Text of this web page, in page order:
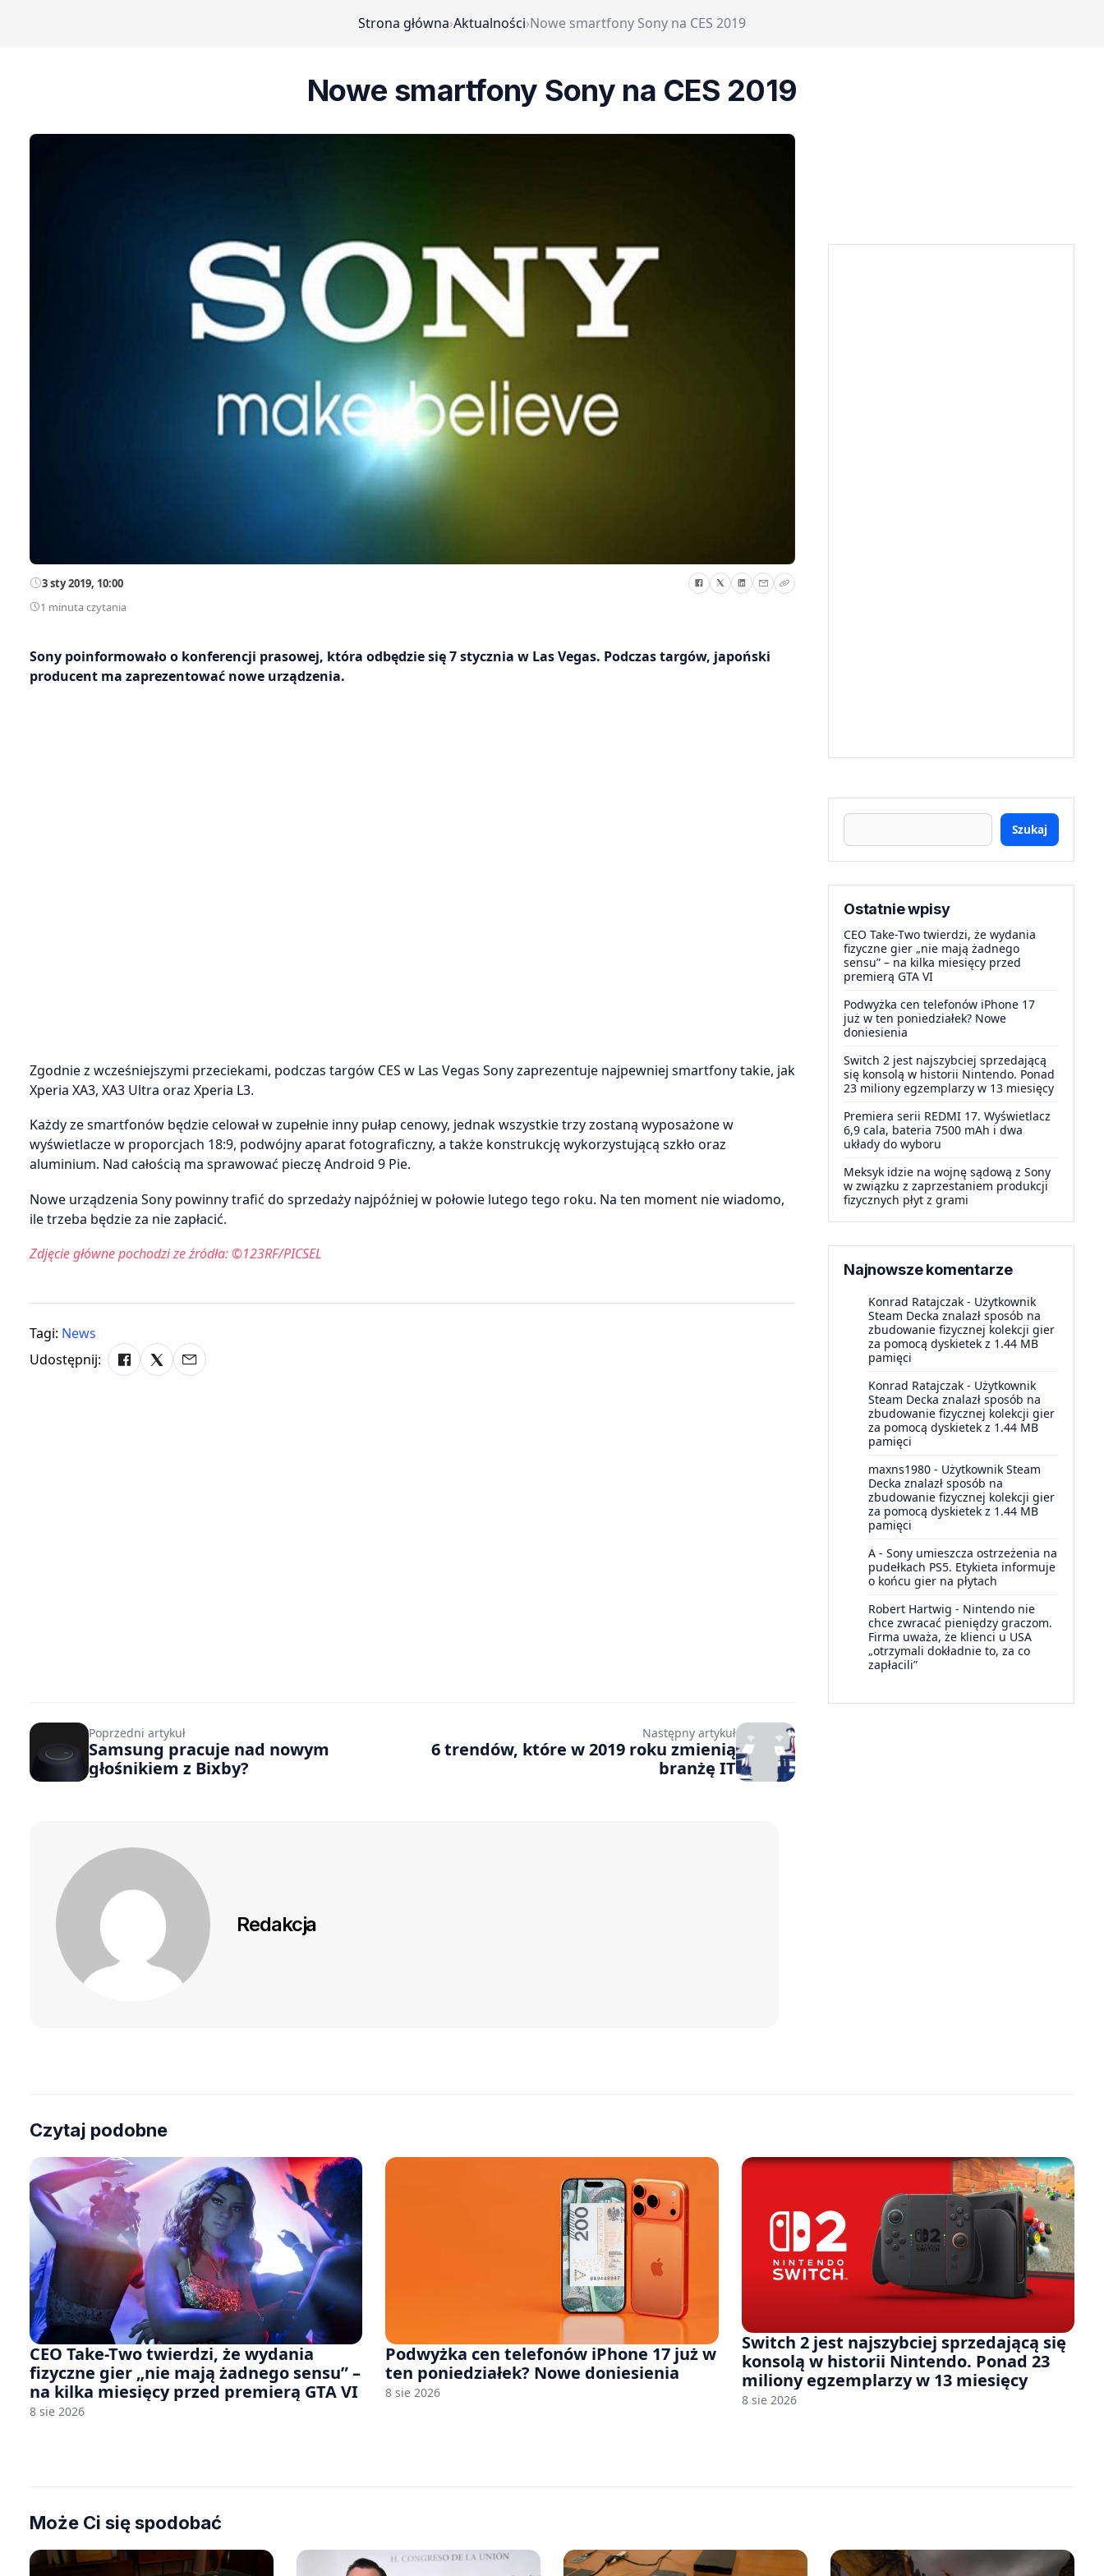
Strona główna›Aktualności›Nowe smartfony Sony na CES 2019
Nowe smartfony Sony na CES 2019
3 sty 2019, 10:00
1 minuta czytania
Sony poinformowało o konferencji prasowej, która odbędzie się 7 stycznia w Las Vegas. Podczas targów, japoński
producent ma zaprezentować nowe urządzenia.
Zgodnie z wcześniejszymi przeciekami, podczas targów CES w Las Vegas Sony zaprezentuje najpewniej smartfony takie, jak
Xperia XA3, XA3 Ultra oraz Xperia L3.
Każdy ze smartfonów będzie celował w zupełnie inny pułap cenowy, jednak wszystkie trzy zostaną wyposażone w
wyświetlacze w proporcjach 18:9, podwójny aparat fotograficzny, a także konstrukcję wykorzystującą szkło oraz
aluminium. Nad całością ma sprawować pieczę Android 9 Pie.
Nowe urządzenia Sony powinny trafić do sprzedaży najpóźniej w połowie lutego tego roku. Na ten moment nie wiadomo,
ile trzeba będzie za nie zapłacić.
Zdjęcie główne pochodzi ze źródła: ©123RF/PICSEL
Tagi: News
Udostępnij:
Szukaj
Ostatnie wpisy
CEO Take-Two twierdzi, że wydania
fizyczne gier „nie mają żadnego
sensu” – na kilka miesięcy przed
premierą GTA VI
Podwyżka cen telefonów iPhone 17
już w ten poniedziałek? Nowe
doniesienia
Switch 2 jest najszybciej sprzedającą
się konsolą w historii Nintendo. Ponad
23 miliony egzemplarzy w 13 miesięcy
Premiera serii REDMI 17. Wyświetlacz
6,9 cala, bateria 7500 mAh i dwa
układy do wyboru
Meksyk idzie na wojnę sądową z Sony
w związku z zaprzestaniem produkcji
fizycznych płyt z grami
Najnowsze komentarze
Konrad Ratajczak - Użytkownik
Steam Decka znalazł sposób na
zbudowanie fizycznej kolekcji gier
za pomocą dyskietek z 1.44 MB
pamięci
Konrad Ratajczak - Użytkownik
Steam Decka znalazł sposób na
zbudowanie fizycznej kolekcji gier
za pomocą dyskietek z 1.44 MB
pamięci
maxns1980 - Użytkownik Steam
Decka znalazł sposób na
zbudowanie fizycznej kolekcji gier
za pomocą dyskietek z 1.44 MB
pamięci
A - Sony umieszcza ostrzeżenia na
pudełkach PS5. Etykieta informuje
o końcu gier na płytach
Robert Hartwig - Nintendo nie
chce zwracać pieniędzy graczom.
Firma uważa, że klienci u USA
„otrzymali dokładnie to, za co
zapłacili”
Poprzedni artykuł
Samsung pracuje nad nowym
głośnikiem z Bixby?
Następny artykuł
6 trendów, które w 2019 roku zmienią
branżę IT
Redakcja
Czytaj podobne
CEO Take-Two twierdzi, że wydania
fizyczne gier „nie mają żadnego sensu” –
na kilka miesięcy przed premierą GTA VI
8 sie 2026
Podwyżka cen telefonów iPhone 17 już w
ten poniedziałek? Nowe doniesienia
8 sie 2026
Switch 2 jest najszybciej sprzedającą się
konsolą w historii Nintendo. Ponad 23
miliony egzemplarzy w 13 miesięcy
8 sie 2026
Może Ci się spodobać